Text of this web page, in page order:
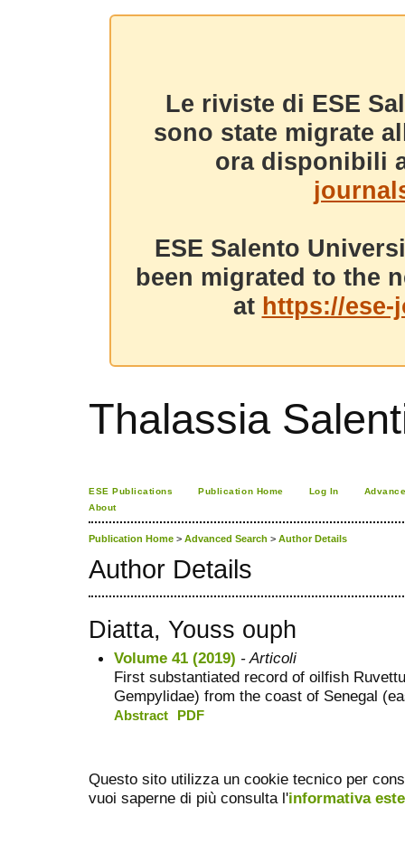
Le riviste di ESE
sono state migrate
ora disponibili
ESE Salento
been migrated to the
at https://
Thalassia
ESE Publications Publication Home Log In
About
Publication Home > Advanced Search > Author Details
Author Details
Diatta, Youss ouph
Volume 41 (2019) - Articoli
First substantiated record of oilfish
Gempylidae) from the coast of Senegal
Abstract PDF
Questo sito utilizza un cookie tecnico per
vuoi saperne di più consulta l'informativa